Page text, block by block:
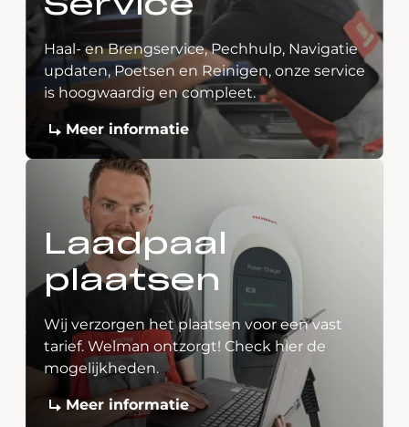
Haal- en Brengservice, Pechhulp, Navigatie
updaten, Poetsen en Reinigen, onze service
is hoogwaardig en compleet.
Meer informatie
Laadpaal
plaatsen
Wij verzorgen het plaatsen voor een vast
tarief. Welman ontzorgt! Check hier de
mogelijkheden.
Meer informatie